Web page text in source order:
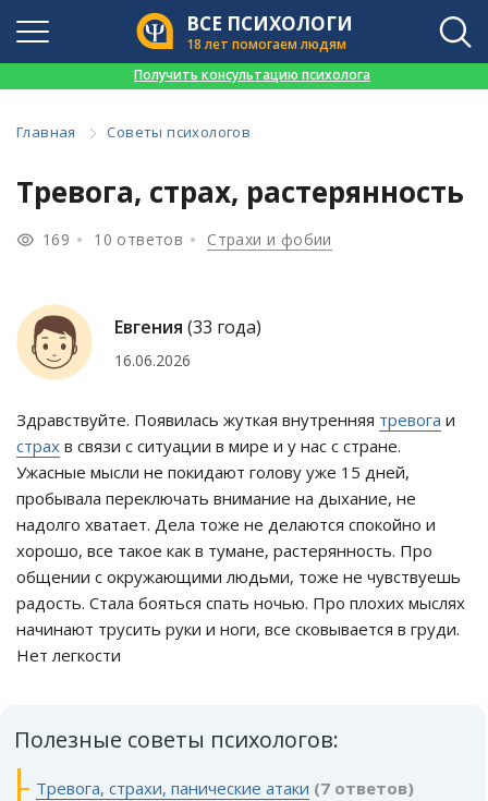
ВСЕ ПСИХОЛОГИ
18 лет помогаем людям
Получить консультацию психолога
Главная Советы психологов
Тревога, страх, растерянность
169 10 ответов Страхи и фобии
Евгения (33 года)
16.06.2026
Здравствуйте. Появилась жуткая внутренняя тревога и
страх в связи с ситуации в мире и у нас с стране.
Ужасные мысли не покидают голову уже 15 дней,
пробывала переключать внимание на дыхание, не
надолго хватает. Дела тоже не делаются спокойно и
хорошо, все такое как в тумане, растерянность. Про
общении с окружающими людьми, тоже не чувствуешь
радость. Стала бояться спать ночью. Про плохих мыслях
начинают трусить руки и ноги, все сковывается в груди.
Нет легкости
Полезные советы психологов:
Тревога, страхи, панические атаки (7 ответов)